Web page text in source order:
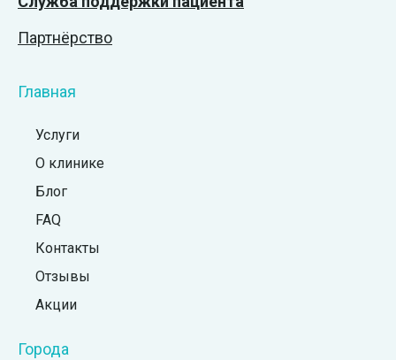
Партнёрство
Главная
Услуги
О клинике
Блог
FAQ
Контакты
Отзывы
Акции
Города